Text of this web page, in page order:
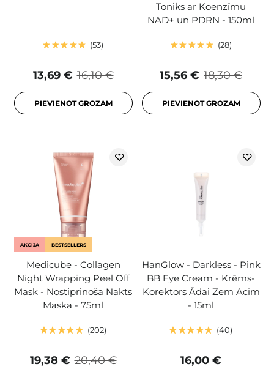
53
16,10 €
13,69 €
PIEVIENOT GROZAM
Toniks ar Koenzīmu
NAD+ un PDRN - 150ml
28
18,30 €
15,56 €
PIEVIENOT GROZAM
AKCIJA BESTSELLERS
Medicube - Collagen
Night Wrapping Peel Off
Mask - Nostiprinoša Nakts
Maska - 75ml
202
20,40 €
19,38 €
HanGlow - Darkless - Pink
BB Eye Cream - Krēms-
Korektors Ādai Zem Acīm
- 15ml
40
16,00 €